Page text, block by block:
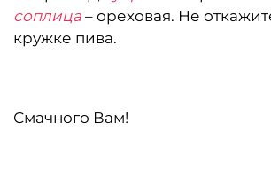
соплица – ореховая. Не
кружке пива.
Смачного Вам!